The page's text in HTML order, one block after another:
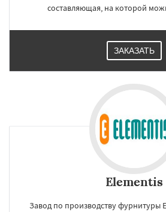
составляющая, на которой
ЗАКАЗАТЬ
Elementis
Завод по производству фурнитуры